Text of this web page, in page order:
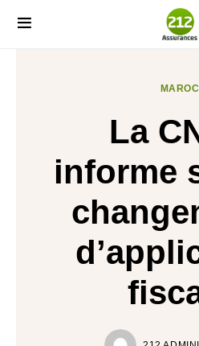
MAROC
La
informe